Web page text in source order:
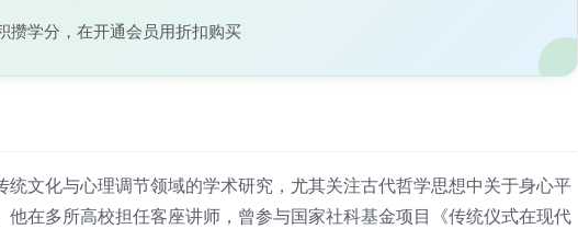
攒学分，在开通会员用折扣购买
统文化与心理调节领域的学术研究，尤其关注古代哲学思想中关于身心平
他在多所高校担任客座讲师，曾参与国家社科基金项目《传统仪式在现代